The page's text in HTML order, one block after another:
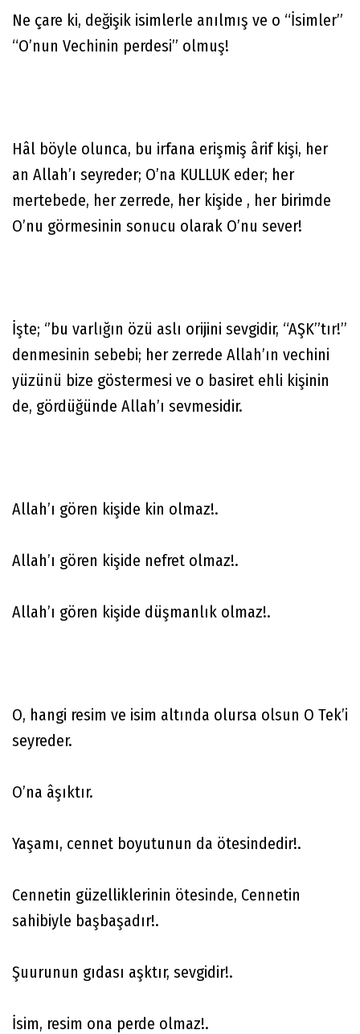
Ne çare ki, değişik isimlerle anılmış ve o “İsimler”
“O’nun Vechinin perdesi” olmuş!
Hâl böyle olunca, bu irfana erişmiş ârif kişi, her
an Allah’ı seyreder; O’na KULLUK eder; her
mertebede, her zerrede, her kişide , her birimde
O’nu görmesinin sonucu olarak O’nu sever!
İşte; ‘’bu varlığın özü aslı orijini sevgidir, “AŞK”tır!’’
denmesinin sebebi; her zerrede Allah’ın vechini
yüzünü bize göstermesi ve o basiret ehli kişinin
de, gördüğünde Allah’ı sevmesidir.
Allah’ı gören kişide kin olmaz!.
Allah’ı gören kişide nefret olmaz!.
Allah’ı gören kişide düşmanlık olmaz!.
O, hangi resim ve isim altında olursa olsun O Tek’i
seyreder.
O’na âşıktır.
Yaşamı, cennet boyutunun da ötesindedir!.
Cennetin güzelliklerinin ötesinde, Cennetin
sahibiyle başbaşadır!.
Şuurunun gıdası aşktır, sevgidir!.
İsim, resim ona perde olmaz!.